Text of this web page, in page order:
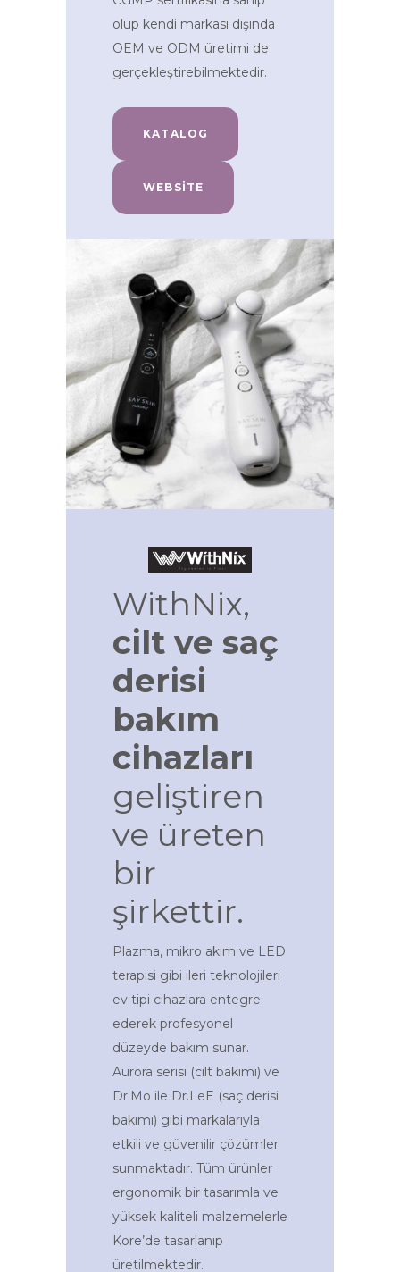
olup kendi markası dışında
OEM ve ODM üretimi de
gerçekleştirebilmektedir.
KATALOG
WEBSITE
WithNix,
cilt ve saç
derisi
bakım
cihazları
geliştiren
ve üreten
bir
şirkettir.
Plazma, mikro akım ve LED
terapisi gibi ileri teknolojileri
ev tipi cihazlara entegre
ederek profesyonel
düzeyde bakım sunar.
Aurora serisi (cilt bakımı) ve
Dr.Mo ile Dr.LeE (saç derisi
bakımı) gibi markalarıyla
etkili ve güvenilir çözümler
sunmaktadır. Tüm ürünler
ergonomik bir tasarımla ve
yüksek kaliteli malzemelerle
Kore’de tasarlanıp
üretilmektedir.